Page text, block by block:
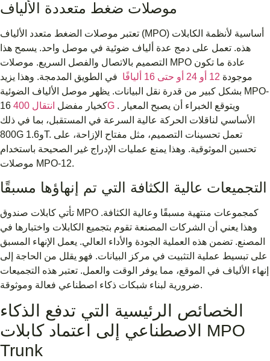
موصلات ضغط متعددة الألياف
تعتبر موصلات الضغط متعدد الألياف (MPO) أساسية لأنظمة الكابلات
هذه. تعمل على دمج عدة ألياف ضوئية في موصل واحد. يسمح هذا
التصميم بالاتصال والفصل السريع. موصلات MPO عادة ما تكون
موجودة 12 أو 24 أو حتى 16 أليافًا
في الطويق المدمجة. وهذا يزيد
بشكل كبير من قدرة نقل البيانات. يظهر موصل الألياف الضوئية MPO-
16 كخيار مفضلانتقال 400G . ويتوقع الخبراء أن يصبح المعيار
الأساسي لناقلات الحركة عالية السرعة في المستقبل، بما في ذلك
800G و1.6T. تعمل تحسينات التصميم، مثل مفتاح الإزاحة، على
تحسين الموثوقية. وهذا يمنع عمليات الإدراج غير الصحيحة باستخدام
موصلات MPO-12.
التجميعات عالية الكثافة التي تم إنهاؤها مسبقًا
تأتي كابلات صندوق MPO كمجموعات منتهية مسبقًا وعالية الكثافة.
وهذا يعني أن الشركات المصنعة تقوم بتجميع الكابلات واختبارها في
المصنع. تضمن هذه العملية الجودة والأداء العالي. يعمل الإنهاء المسبق
على تبسيط عملية التثبيت في مركز البيانات. فهو يقلل من الحاجة إلى
إنهاء الألياف في الموقع، مما يوفر الوقت والعمل. تعتبر هذه التجميعات
ضرورية لبناء شبكات ذكاء اصطناعي فعالة وموثوقة.
الخصائص الرئيسية التي تدفع الذكاء
الاصطناعي إلى اعتماد كابلات MPO
Trunk